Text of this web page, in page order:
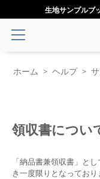
生地サンプルブ
ホーム > ヘルプ >
領収書につい
「納品書兼領収書」と
き一度限りとなっており